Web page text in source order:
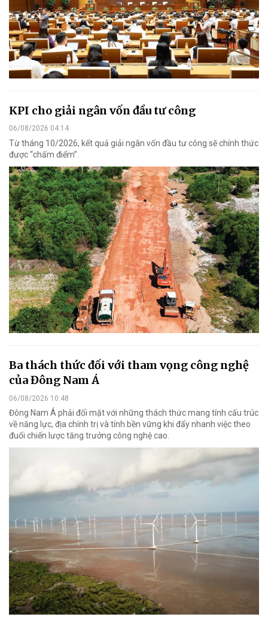
KPI cho giải ngân vốn đầu tư công
06/08/2026 04:14
Từ tháng 10/2026, kết quả giải ngân vốn đầu tư công sẽ chính thức
được “chấm điểm”.
Ba thách thức đối với tham vọng công nghệ
của Đông Nam Á
06/08/2026 10:48
Đông Nam Á phải đối mặt với những thách thức mang tính cấu trúc
về năng lực, địa chính trị và tính bền vững khi đẩy nhanh việc theo
đuổi chiến lược tăng trưởng công nghệ cao.